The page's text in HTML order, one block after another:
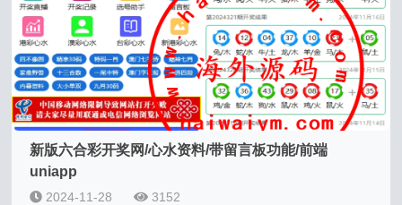
新版六合彩开奖网/心水资料/带留言板功能/前端
uniapp
2024-11-28 3152